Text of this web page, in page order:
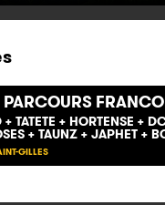
TATETE + HORTENSE +
+ TAUNZ + JAPHET +
GILLES